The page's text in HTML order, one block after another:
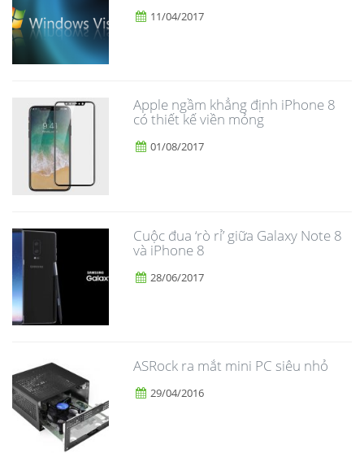
11/04/2017
Apple ngầm khẳng định iPhone 8
có thiết kế viền mỏng
01/08/2017
​Cuộc đua ‘rò rỉ’ giữa Galaxy Note 8
và iPhone 8
28/06/2017
ASRock ra mắt mini PC siêu nhỏ
29/04/2016